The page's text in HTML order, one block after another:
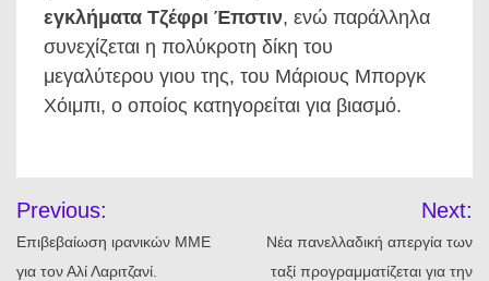
εγκλήματα Τζέφρι Έπστιν, ενώ παράλληλα
συνεχίζεται η πολύκροτη δίκη του
μεγαλύτερου γιου της, του Μάριους Μποργκ
Χόιμπι, ο οποίος κατηγορείται για βιασμό.
άρθρων
Previous:
Επιβεβαίωση ιρανικών ΜΜΕ
για τον Αλί Λαριτζανί.
Next:
Νέα πανελλαδική απεργία των
ταξί προγραμματίζεται για την